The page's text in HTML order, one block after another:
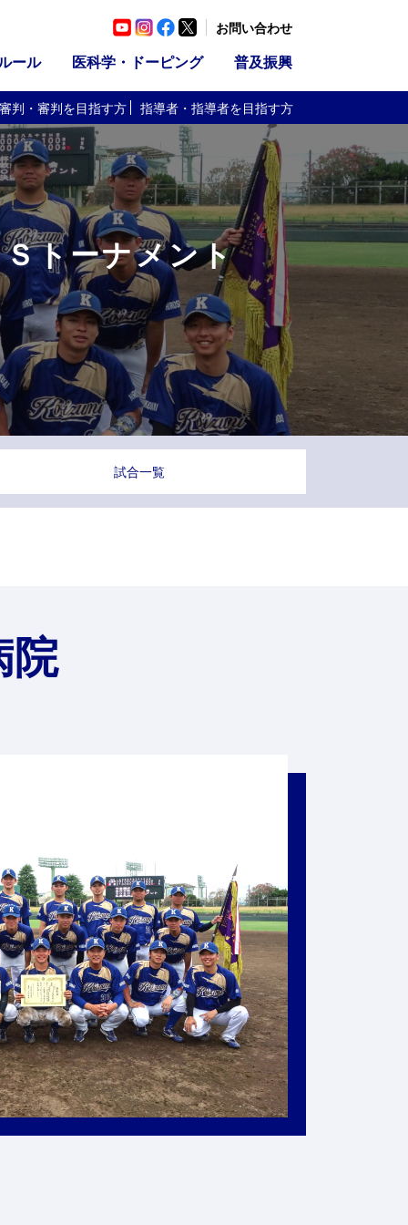
ール 医科学・ドーピング 普及振興
お問い合わせ
審判・審判を目指す方 指導者・指導者を目指す方
トーナメント
試合一覧